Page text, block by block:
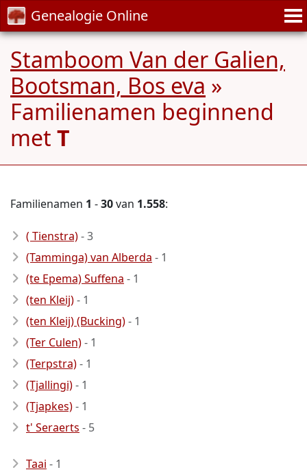
Genealogie Online
Stamboom Van der Galien,
Bootsman, Bos eva »
Familienamen beginnend
met T
Familienamen 1 -30van 1.558:
( Tienstra)- 3
(Tamminga) van Alberda - 1
(te Epema) Suffena - 1
(ten Kleij)- 1
(ten Kleij) (Bucking)- 1
(Ter Culen)- 1
(Terpstra)- 1
(Tjallingi)- 1
(Tjapkes)- 1
t' Seraerts - 5
Taai - 1